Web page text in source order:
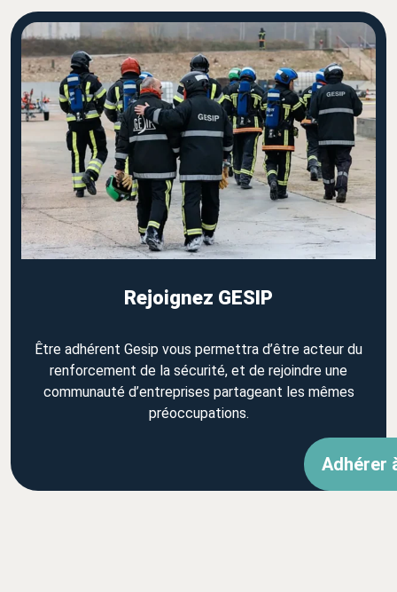
Rejoignez GESIP
Être adhérent Gesip vous permettra d’être acteur du
renforcement de la sécurité, et de rejoindre une
communauté d’entreprises partageant les mêmes
préoccupations.
Adhérer